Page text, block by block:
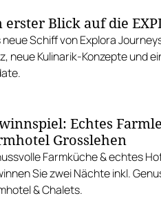
erster Blick auf die
neue Schiff von Explora
neue Kulinarik-Konzepte und
Echtes
Grosslehen
Farmküche & echtes
Sie zwei Nächte inkl.
& Chalets.